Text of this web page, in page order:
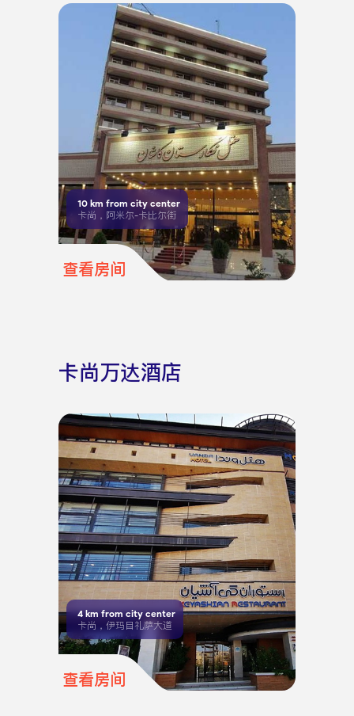
10km from city center
卡尚，阿米尔-卡比尔街
查看房间
卡尚万达酒店
4km from city center
卡尚，伊玛目礼萨大道
查看房间